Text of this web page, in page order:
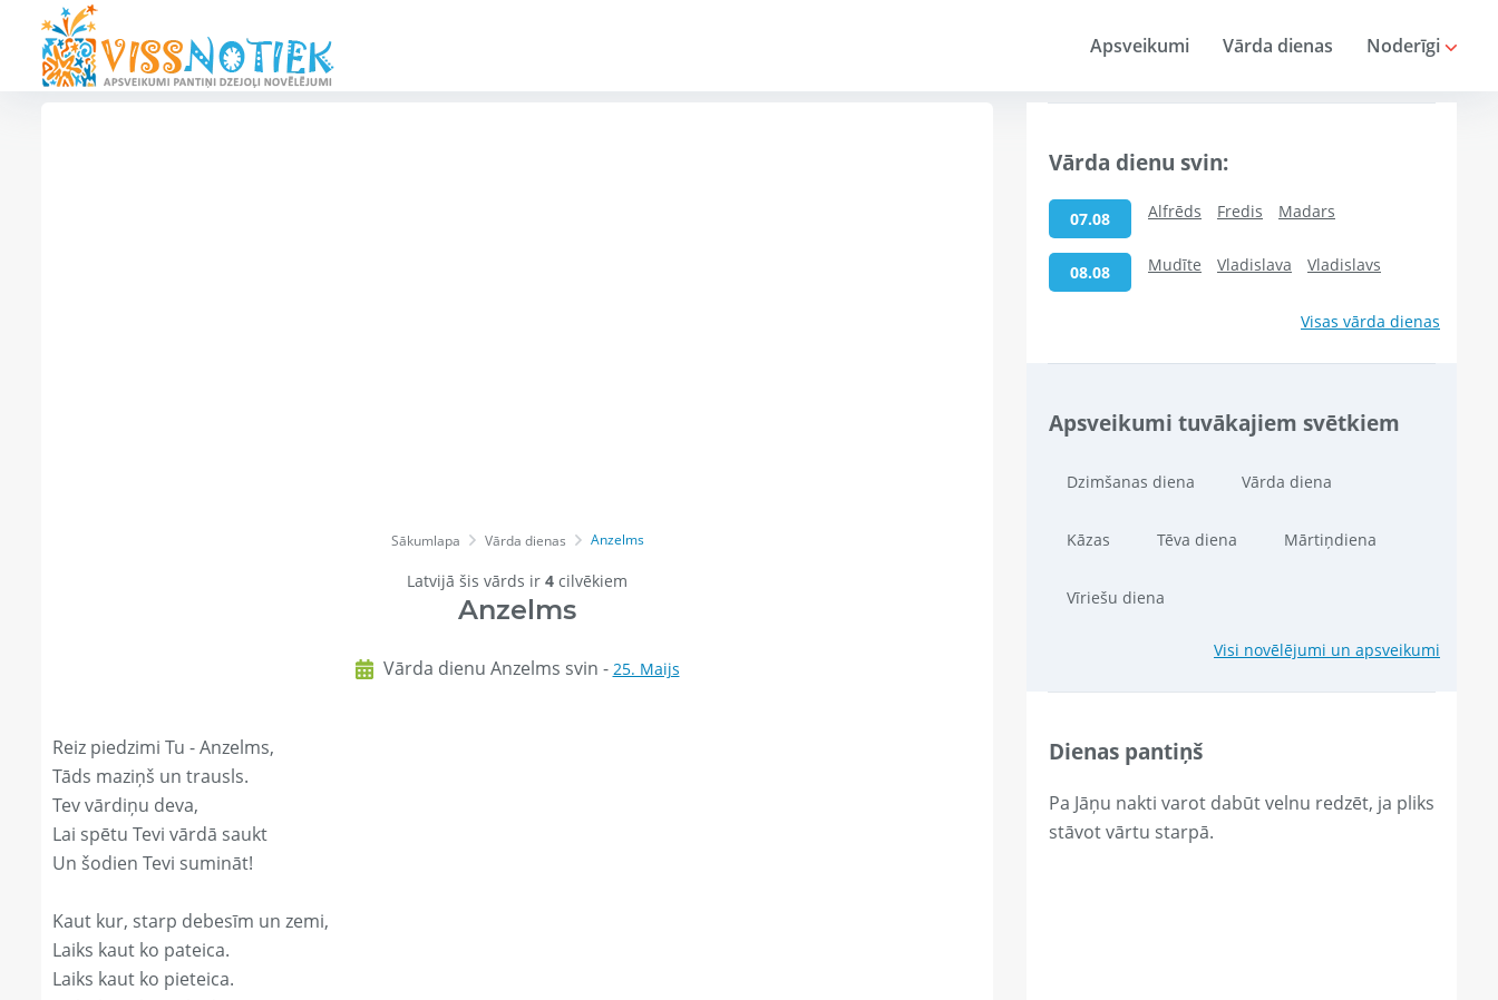
Apsveikumi Vārda dienas Noderīgi
Sākumlapa Vārda dienas Anzelms
Latvijā šis vārds ir 4 cilvēkiem
Anzelms
Vārda dienu Anzelms svin - 25. Maijs
Reiz piedzimi Tu - Anzelms,
Tāds maziņš un trausls.
Tev vārdiņu deva,
Lai spētu Tevi vārdā saukt
Un šodien Tevi sumināt!
Kaut kur, starp debesīm un zemi,
Laiks kaut ko pateica.
Laiks kaut ko pieteica.
Vārda dienu svin:
07.08 Alfrēds Fredis Madars
08.08 Mudīte Vladislava Vladislavs
Visas vārda dienas
Apsveikumi tuvākajiem svētkiem
Dzimšanas diena Vārda diena
Kāzas Tēva diena Mārtiņdiena
Vīriešu diena
Visi novēlējumi un apsveikumi
Dienas pantiņš
Pa Jāņu nakti varot dabūt velnu redzēt, ja pliks
stāvot vārtu starpā.